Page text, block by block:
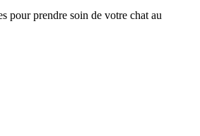
pour prendre soin de votre chat au